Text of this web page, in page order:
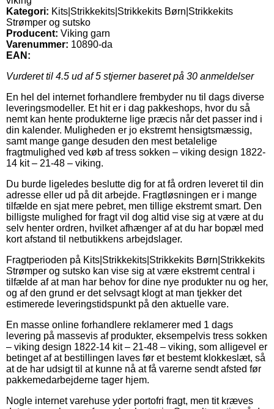
Kategori: Kits|Strikkekits|Strikkekits Børn|Strikkekits
Strømper og sutsko
Producent: Viking garn
Varenummer: 10890-da
EAN:
Vurderet til 4.5 ud af 5 stjerner baseret på 30 anmeldelser
En hel del internet forhandlere frembyder nu til dags diverse
leveringsmodeller. Et hit er i dag pakkeshops, hvor du så
nemt kan hente produkterne lige præcis når det passer ind i
din kalender. Muligheden er jo ekstremt hensigtsmæssig,
samt mange gange desuden den mest betalelige
fragtmulighed ved køb af tress sokken – viking design 1822-
14 kit – 21-48 – viking.
Du burde ligeledes beslutte dig for at få ordren leveret til din
adresse eller ud på dit arbejde. Fragtløsningen er i mange
tilfælde en sjat mere pebret, men tillige ekstremt smart. Den
billigste mulighed for fragt vil dog altid vise sig at være at du
selv henter ordren, hvilket afhænger af at du har bopæl med
kort afstand til netbutikkens arbejdslager.
Fragtperioden på Kits|Strikkekits|Strikkekits Børn|Strikkekits
Strømper og sutsko kan vise sig at være ekstremt central i
tilfælde af at man har behov for dine nye produkter nu og her,
og af den grund er det selvsagt klogt at man tjekker det
estimerede leveringstidspunkt på den aktuelle vare.
En masse online forhandlere reklamerer med 1 dags
levering på massevis af produkter, eksempelvis tress sokken
– viking design 1822-14 kit – 21-48 – viking, som alligevel er
betinget af at bestillingen laves før et bestemt klokkeslæt, så
at de har udsigt til at kunne nå at få varerne sendt afsted før
pakkemedarbejderne tager hjem.
Nogle internet varehuse yder portofri fragt, men tit kræves